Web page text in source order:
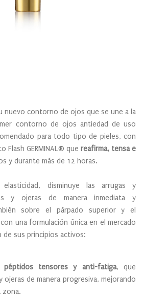
nuevo contorno de ojos que se une a la
contorno de ojos antiedad de uso
para todo tipo de pieles, con
Flash GERMINAL® que reafirma, tensa e
y durante más de 12 horas.
disminuye las arrugas y
y ojeras de manera inmediata y
sobre el párpado superior y el
una formulación única en el mercado
de sus principios activos:
péptidos tensores y anti-fatiga, que
ojeras de manera progresiva, mejorando
zona.